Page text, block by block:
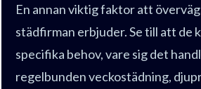
En annan viktig faktor att
städfirman erbjuder. Se till att de
specifika behov, vare sig det
regelbunden veckostädning,